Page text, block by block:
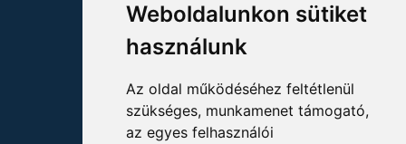
Weboldalunkon sütiket
használunk
Az oldal működéséhez feltétlenül
szükséges, munkamenet támogató,
az egyes felhasználói
ELÉRHETŐSÉGEK
info@mprx.hu